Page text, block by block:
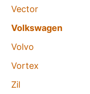
Vector
Volkswagen
Volvo
Vortex
Zil